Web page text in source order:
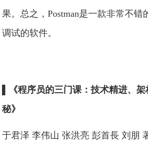
果。总之，Postman是一款非常不错
调试的软件。
▌《程序员的三门课：技术精进、
秘》
于君泽 李伟山 张洪亮 彭首長 刘朋